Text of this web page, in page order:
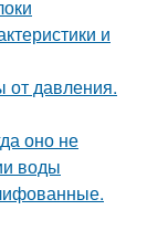
и
от давления.
оно не
воды